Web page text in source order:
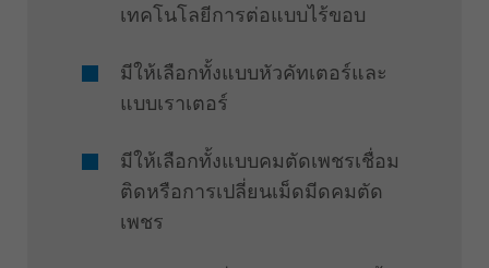
เทคโนโลยีการต่อแบบไร้ขอบ
มีให้เลือกทั้งแบบหัวคัทเตอร์และ
แบบเราเตอร์
มีให้เลือกทั้งแบบคมตัดเพชรเชื่อม
ติดหรือการเปลี่ยนเม็ดมีดคมตัด
เพชร